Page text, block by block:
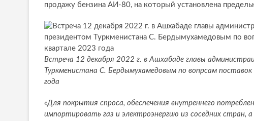
продажу бензина АИ-80, на который установлена
Встреча 12 декабря 2022 г. в Ашхабаде главы
Туркменистана С. Бердымухамедовым по вопрсам
года
«Для покрытия спроса, обеспечения внутреннего
импортировать газ и электроэнергию из соседних стран,